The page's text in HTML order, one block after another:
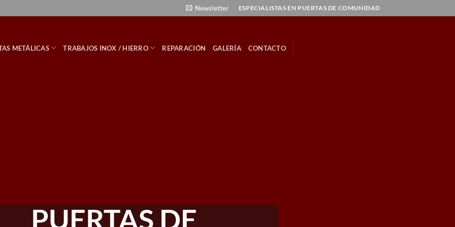
Newsletter ESPECIALISTAS EN PUERTAS DE COMUNIDAD
METÁLICAS TRABAJOS INOX / HIERRO REPARACIÓN GALERÍA CONTACTO
PUERTAS DE